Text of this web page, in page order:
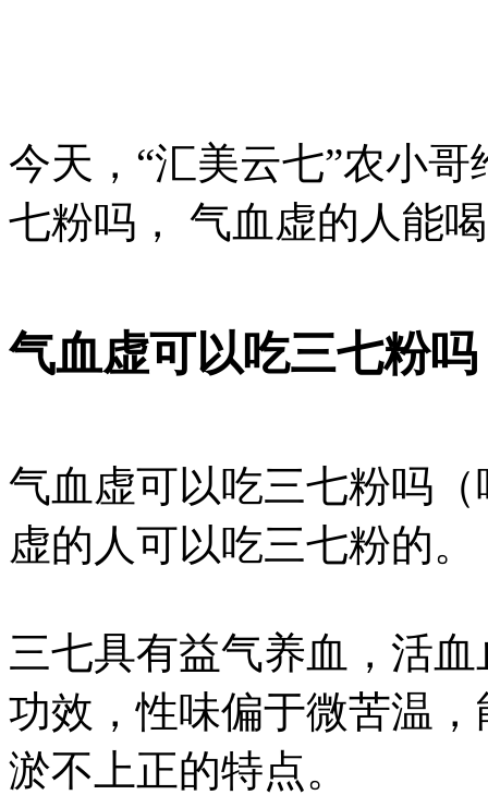
今天，“汇美云七”农小
七粉吗， 气血虚的人能
气血虚可以吃三七粉吗
气血虚可以吃三七粉吗
虚的人可以吃三七粉的。
三七具有益气养血，活
功效，性味偏于微苦温
淤不上正的特点。